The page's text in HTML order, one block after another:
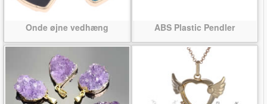
Onde øjne vedhæng ABS Plastic Pendler